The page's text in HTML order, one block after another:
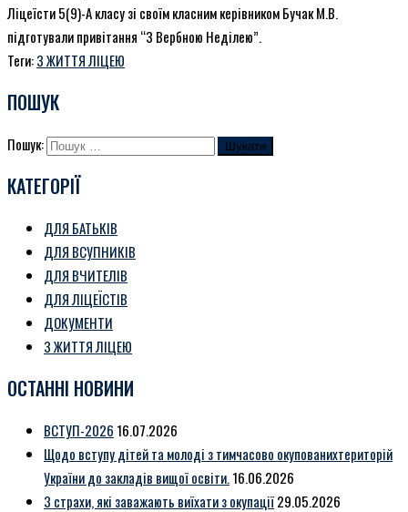
Ліцеїсти 5(9)-А класу зі своїм класним керівником Бучак М.В.
підготували привітання “З Вербною Неділею”.
Теги:З ЖИТТЯ ЛІЦЕЮ
ПОШУК
Пошук:
КАТЕГОРІЇ
ДЛЯ БАТЬКІВ
ДЛЯ ВСУПНИКІВ
ДЛЯ ВЧИТЕЛІВ
ДЛЯ ЛІЦЕЇСТІВ
ДОКУМЕНТИ
З ЖИТТЯ ЛІЦЕЮ
ОСТАННІ НОВИНИ
ВСТУП-2026 16.07.2026
Щодо вступу дітей та молоді з тимчасово окупованихтериторій
України до закладів вищої освіти.16.06.2026
3 страхи, які заважають виїхати з окупації29.05.2026